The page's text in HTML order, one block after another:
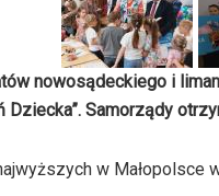
nowosądeckiego i
Dziecka”. Samorządy
w Małopolsce